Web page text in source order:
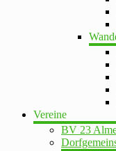
Vereine
BV 23